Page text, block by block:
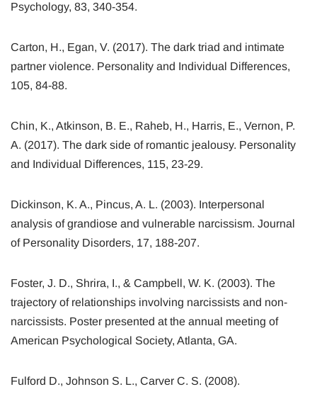
Psychology, 83, 340-354.
Carton, H., Egan, V. (2017). The dark triad and intimate
partner violence. Personality and Individual Differences,
105, 84-88.
Chin, K., Atkinson, B. E., Raheb, H., Harris, E., Vernon, P.
A. (2017). The dark side of romantic jealousy. Personality
and Individual Differences, 115, 23-29.
Dickinson, K. A., Pincus, A. L. (2003). Interpersonal
analysis of grandiose and vulnerable narcissism. Journal
of Personality Disorders, 17, 188-207.
Foster, J. D., Shrira, I., & Campbell, W. K. (2003). The
trajectory of relationships involving narcissists and non-
narcissists. Poster presented at the annual meeting of
American Psychological Society, Atlanta, GA.
Fulford D., Johnson S. L., Carver C. S. (2008).